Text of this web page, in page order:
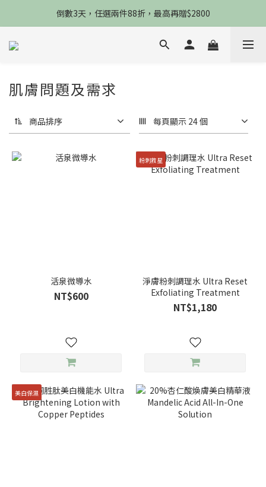
限8/8當天，滿2888送3款熬夜霜，錯過不再來
倒數3天，任選兩件88折，最高再贈$2800
限時物理性防曬，一件免運
肌膚問題及需求
商品排序 每頁顯示 24 個
活泉微導水
NT$600
粉刺救星
淨膚粉刺調理水 Ultra Reset
Exfoliating Treatment
NT$1,180
美白保濕